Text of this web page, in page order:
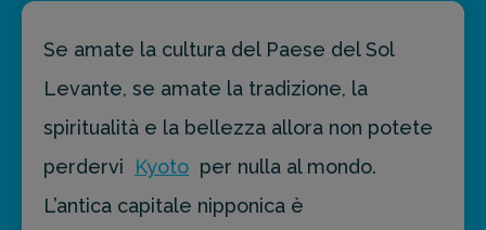
Se amate la cultura del Paese del Sol
Levante, se amate la tradizione, la
spiritualità e la bellezza allora non potete
perdervi
Kyoto per nulla al mondo.
L’antica capitale nipponica è